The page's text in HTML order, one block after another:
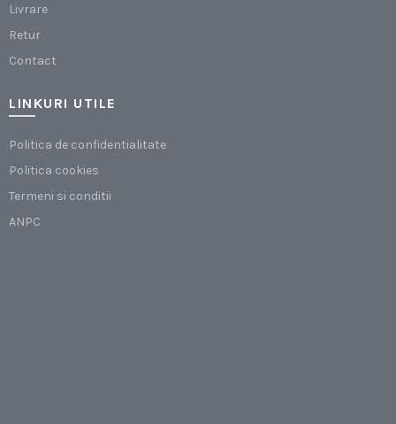
Livrare
Retur
Contact
LINKURI UTILE
Politica de confidentialitate
Politica cookies
Termeni si conditii
ANPC